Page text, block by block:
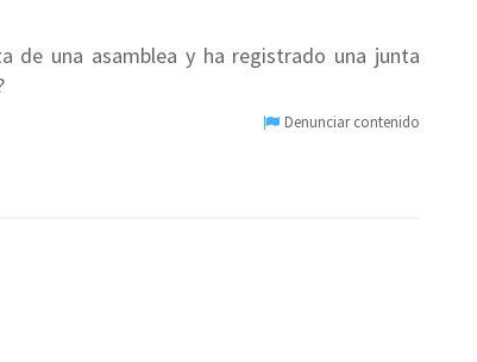
de una asamblea y ha registrado una junta
Denunciar contenido